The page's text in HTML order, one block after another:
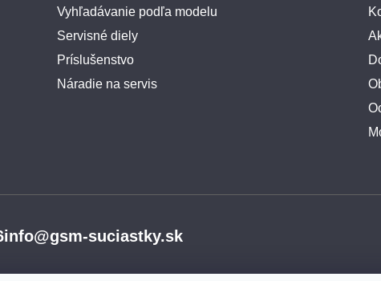
Vyhľadávanie podľa modelu
Servisné diely
Príslušenstvo
Náradie na servis
info@gsm-suciastky.sk